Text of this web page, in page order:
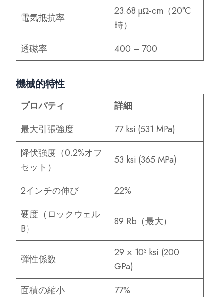
電気抵抗率
23.68 µΩ-cm（20°C
時）
透磁率
400 – 700
機械的特性
プロパティ
詳細
最大引張強度
77 ksi (531 MPa)
降伏強度（0.2%オフ
セット）
53 ksi (365 MPa)
2インチの伸び
22%
硬度（ロックウェル
B）
89 Rb（最大）
弾性係数
29 × 10³ ksi (200
GPa)
面積の縮小
77%